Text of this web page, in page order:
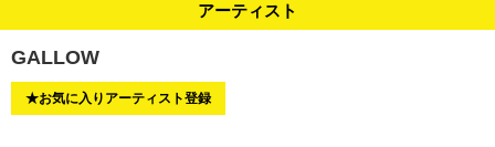
アーティスト
GALLOW
★お気に入りアーティスト登録